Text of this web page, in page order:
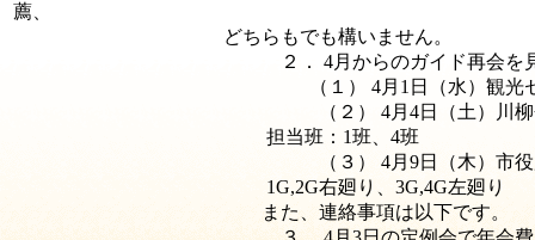
薦、
どちらもでも構いません。
２． 4月からのガイド再会
（１） 4月1日（水）観
（２） 4月4日（土）川
担当班：1班、4班
（３） 4月9日（木）市
1G,2G右廻り、3G,4G左廻り
また、連絡事項は以下です。